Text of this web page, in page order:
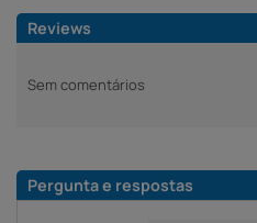
Reviews
Sem comentários
Pergunta e respostas